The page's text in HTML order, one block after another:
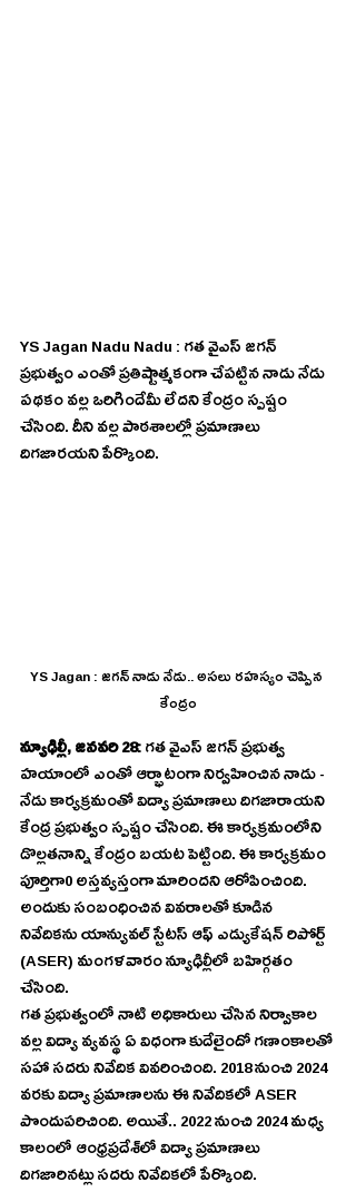
YS Jagan Nadu Nadu : గత వైఎస్ జగన్
ప్రభుత్వం ఎంతో ప్రతిష్టాత్మకంగా చేపట్టిన నాడు నేడు
పథకం వల్ల ఒరిగిందేమీ లేదని కేంద్రం స్పష్టం
చేసింది. దీని వల్ల పాఠశాలల్లో ప్రమాణాలు
దిగజారయని పేర్కొంది.
YS Jagan : జగన్ నాడు నేడు.. అసలు రహస్యం చెప్పిన
కేంద్రం
న్యూఢిల్లీ, జనవరి 28: గత వైఎస్ జగన్ ప్రభుత్వ
హయాంలో ఎంతో ఆర్భాటంగా నిర్వహించిన నాడు -
నేడు కార్యక్రమంతో విద్యా ప్రమాణాలు దిగజారాయని
కేంద్ర ప్రభుత్వం స్పష్టం చేసింది. ఈ కార్యక్రమంలోని
డొల్లతనాన్ని కేంద్రం బయట పెట్టింది. ఈ కార్యక్రమం
పూర్తిగా0 అస్తవ్యస్తంగా మారిందని ఆరోపించింది.
అందుకు సంబంధించిన వివరాలతో కూడిన
నివేదికను యాన్యువల్‌ స్టేటస్‌ ఆఫ్‌ ఎడ్యుకేషన్‌ రిపోర్ట్‌
(ASER) మంగళవారం న్యూఢిల్లీలో బహిర్గతం
చేసింది.
గత ప్రభుత్వంలో నాటి అధికారులు చేసిన నిర్వాకాల
వల్ల విద్యా వ్యవస్థ ఏ విధంగా కుదేలైందో గణాంకాలతో
సహా సదరు నివేదిక వివరించింది. 2018 నుంచి 2024
వరకు విద్యా ప్రమాణాలను ఈ నివేదికలో ASER
పొందుపరిచింది. అయితే.. 2022 నుంచి 2024 మధ్య
కాలంలో ఆంధ్రప్రదేశ్‌లో విద్యా ప్రమాణాలు
దిగజారినట్లు సదరు నివేదికలో పేర్కొంది.